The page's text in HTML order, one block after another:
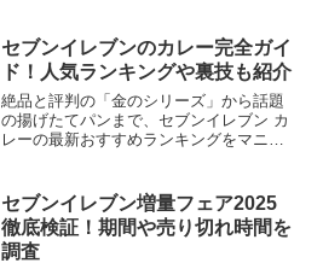
セブンイレブンのカレー完全ガイ
ド！人気ランキングや裏技も紹介
絶品と評判の「金のシリーズ」から話題
の揚げたてパンまで、セブンイレブン カ
レーの最新おすすめランキングをマニア
ブンイレブン カレーをさらに美味しく楽
しむ裏技アレンジも紹介。今すぐ食べた
い一品が必ず見つかります。
セブンイレブン増量フェア2025
徹底検証！期間や売り切れ時間を
調査